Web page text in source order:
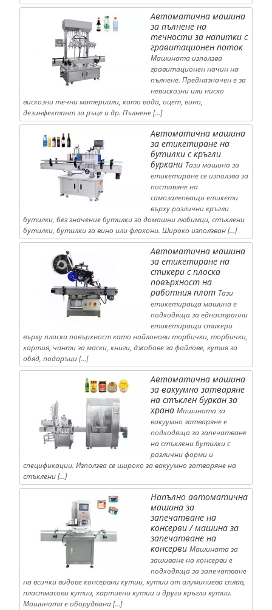
Автоматична машина
за пълнене на
течности за напитки с
гравитационен поток
Машината използва
гравитационен начин на
пълнене. Предназначен е за
невискозни или ниско
вискозни течни материали, като вода, оцет, вино,
дезинфектант за ръце и др. Пълнене […]
Автоматична машина
за етикетиране на
бутилки с кръгли
буркани Тази машина за
етикетиране се използва за
поставяне на
самозалепващи етикети
върху различни кръгли
бутилки, без значение бутилки за домашни любимци, стъклени
бутилки, бутилки за вино или флакони. Широко използван […]
Автоматична машина
за етикетиране на
стикери с плоска
повърхност на
работния плот Тази
етикетираща машина е
подходяща за едностранни
етикетиращи стикери
върху плоска повърхност като найлонови торбички, торбички,
хартия, чанти за маски, книги, джобове за файлове, кутия за
обяд, подаръци […]
Автоматична машина
за вакуумно затваряне
на стъклен буркан за
храна Машината за
вакуумно затваряне е
подходяща за запечатване
на стъклени бутилки с
различни форми и
спецификации. Използва се широко за вакуумно затваряне на
стъклени […]
Напълно автоматична
машина за
запечатване на
консерви / машина за
запечатване на
консерви Машината за
зашиване на консерви е
подходяща за запечатване
на всички видове консервни кутии, кутии от алуминиева сплав,
пластмасови кутии, хартиени кутии и други кръгли кутии.
Машината е оборудвана […]